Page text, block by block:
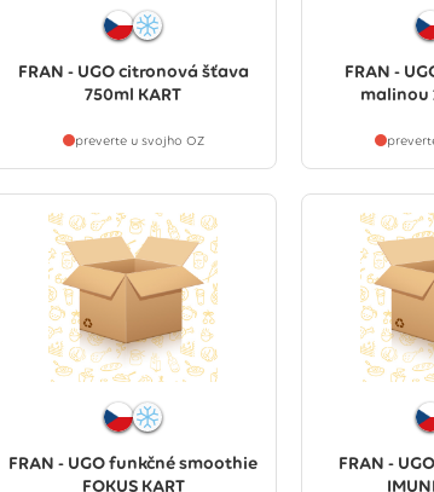
FRAN - UGO citronová šťava
750ml KART
preverte u svojho OZ
FRAN -
malinou
FRAN - UGO funkčné smoothie
FOKUS KART
FRAN -